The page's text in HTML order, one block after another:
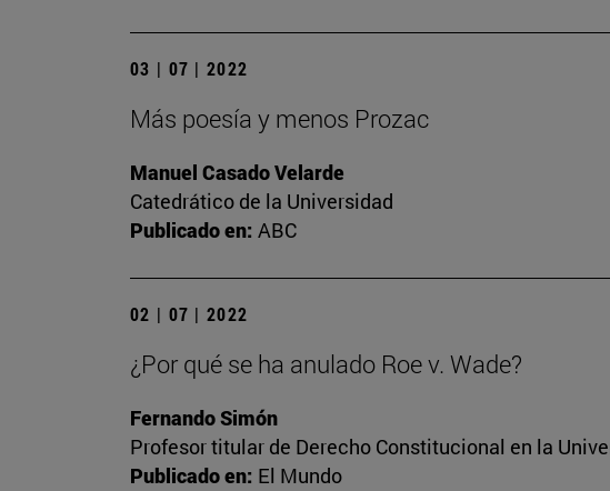
03 | 07 | 2022
Más poesía y menos Prozac
Manuel Casado Velarde
Catedrático de la Universidad
Publicado en: ABC
02 | 07 | 2022
¿Por qué se ha anulado Roe v. Wade?
Fernando Simón
Profesor titular de Derecho Constitucional en la
Publicado en: El Mundo